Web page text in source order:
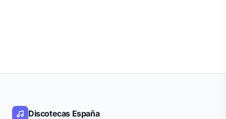
Discotecas España